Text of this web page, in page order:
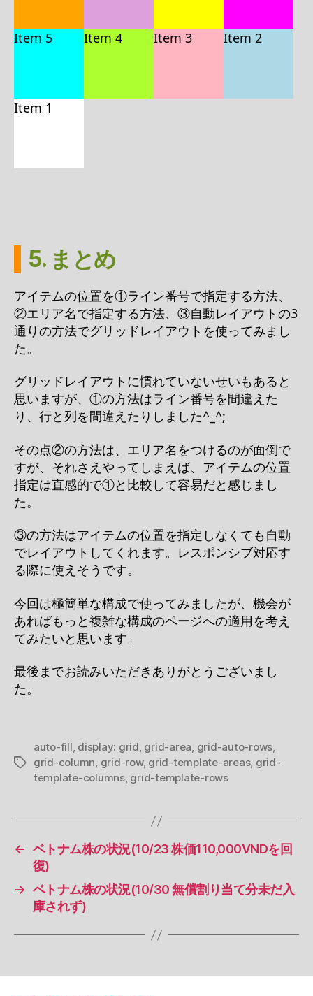
Item 1
Item 2
Item 3
Item 4
Item 5
5. まとめ
アイテムの位置を①ライン番号で指定する方法、
②エリア名で指定する方法、③自動レイアウトの3
通りの方法でグリッドレイアウトを使ってみまし
た。
グリッドレイアウトに慣れていないせいもあると
思いますが、①の方法はライン番号を間違えた
り、行と列を間違えたりしました^_^;
その点②の方法は、エリア名をつけるのが面倒で
すが、それさえやってしまえば、アイテムの位置
指定は直感的で①と比較して容易だと感じまし
た。
③の方法はアイテムの位置を指定しなくても自動
でレイアウトしてくれます。レスポンシブ対応す
る際に使えそうです。
今回は極簡単な構成で使ってみましたが、機会が
あればもっと複雑な構成のページへの適用を考え
てみたいと思います。
最後までお読みいただきありがとうございまし
た。
タ
auto-fill, display: grid, grid-area, grid-auto-rows,
grid-column, grid-row, grid-template-areas, grid-
template-columns, grid-template-rows
← ベトナム株の状況(10/23 株価110,000VNDを回
復)
→ ベトナム株の状況(10/30 無償割り当て分未だ入
庫されず)